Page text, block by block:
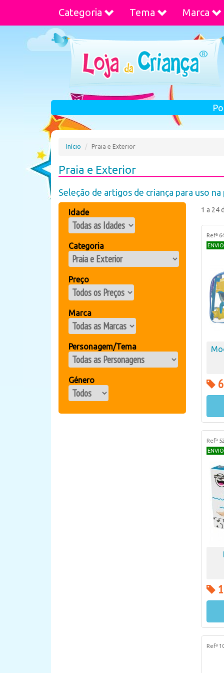
Categoria Tema Marca
Início Praia e Exterior
Praia e Exterior
Seleção de artigos de criança para uso
Idade
Categoria
Preço
Marca
Personagem/Tema
Género
1 a 24
Refª
Refª
Refª